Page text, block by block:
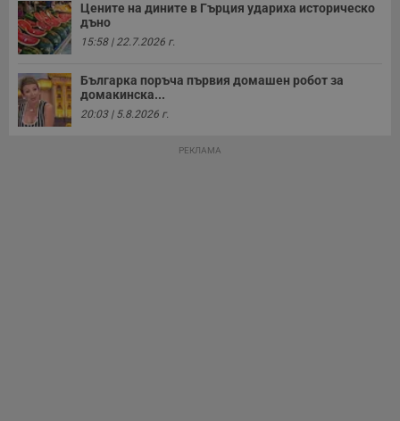
Цените на дините в Гърция удариха историческо
дъно
15:58 | 22.7.2026 г.
Българка поръча първия домашен робот за
домакинска...
20:03 | 5.8.2026 г.
РЕКЛАМА